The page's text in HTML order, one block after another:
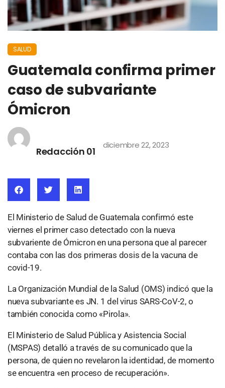
SALUD
Guatemala confirma primer
caso de subvariante
Ómicron
Redacción 01
diciembre 22, 2023
El Ministerio de Salud de Guatemala confirmó este
viernes el primer caso detectado con la nueva
subvariente de Ómicron en una persona que al parecer
contaba con las dos primeras dosis de la vacuna de
covid-19.
La Organización Mundial de la Salud (OMS) indicó que la
nueva subvariante es JN. 1 del virus SARS-CoV-2, o
también conocida como «Pirola».
El Ministerio de Salud Pública y Asistencia Social
(MSPAS) detalló a través de su comunicado que la
persona, de quien no revelaron la identidad, de momento
se encuentra «en proceso de recuperación».